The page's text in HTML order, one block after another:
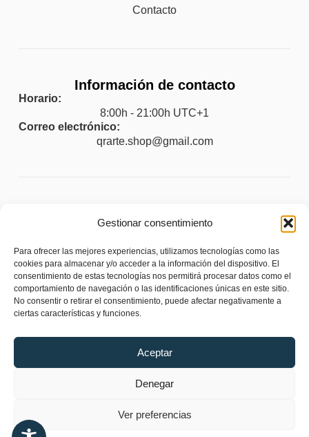
Gestionar consentimiento
Para ofrecer las mejores experiencias, utilizamos tecnologías como las
cookies para almacenar y/o acceder a la información del dispositivo. El
consentimiento de estas tecnologías nos permitirá procesar datos como el
comportamiento de navegación o las identificaciones únicas en este sitio.
No consentir o retirar el consentimiento, puede afectar negativamente a
ciertas características y funciones.
Aceptar
Denegar
Ver preferencias
Contacto
Información de contacto
Horario:
8:00h - 21:00h UTC+1
Correo electrónico:
qrarte.shop@gmail.com
Política de privacidad
Política de cookies (UE)
Política de envíos y devoluciones